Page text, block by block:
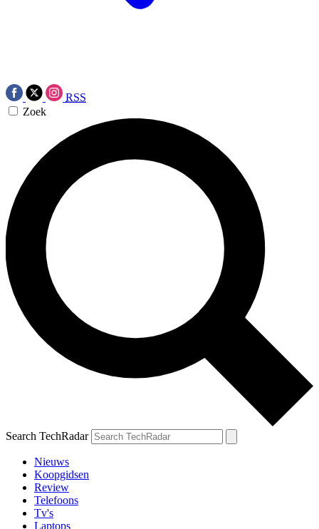
RSS
Zoek
Search TechRadar
Nieuws
Koopgidsen
Review
Telefoons
Tv's
Laptops